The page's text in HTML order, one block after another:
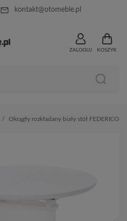
mail_outline kontakt@otomeble.pl
ZALOGUJ KOSZYK
Okrągły rozkładany biały stół FEDERICO